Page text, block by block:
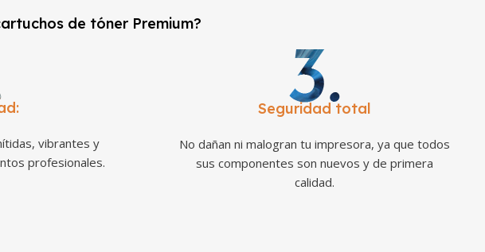
de tóner Premium?
vibrantes y
profesionales.
Seguridad total
No dañan ni malogran tu impresora, ya que todos
sus componentes son nuevos y de primera
calidad.